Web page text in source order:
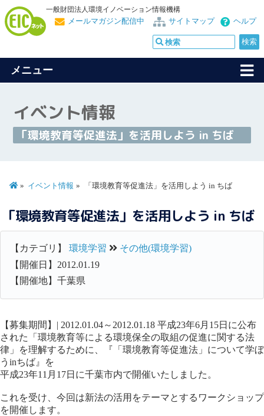
一般財団法人環境イノベーション情報機構
ヘルプ
サイトマップ
メールマガジン配信中
メニュー
イベント情報
「環境教育等促進法」を活用しよう in ちば
イベント情報 「環境教育等促進法」を活用しよう in ちば
「環境教育等促進法」を活用しよう in ちば
【カテゴリ】 環境学習
その他(環境学習)
【開催日】2012.01.19
【開催地】千葉県
【募集期間】| 2012.01.04～2012.01.18 平成23年6月15日に公布
された「環境教育等による環境保全の取組の促進に関する法
律」を理解するために、『「環境教育等促進法」について学ぼ
うinちば』を
平成23年11月17日に千葉市内で開催いたしました。
これを受け、今回は新法の活用をテーマとするワークショップ
を開催します。